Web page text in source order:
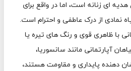
ای زنانه است، اما در واقع برای
نمادی از درک عاطفی و احترام است.
با ظاهری قوی و رنگ های تیره یا
آپارتمانی مانند سانسوریا،
دهنده پایداری و مقاومت هستند،